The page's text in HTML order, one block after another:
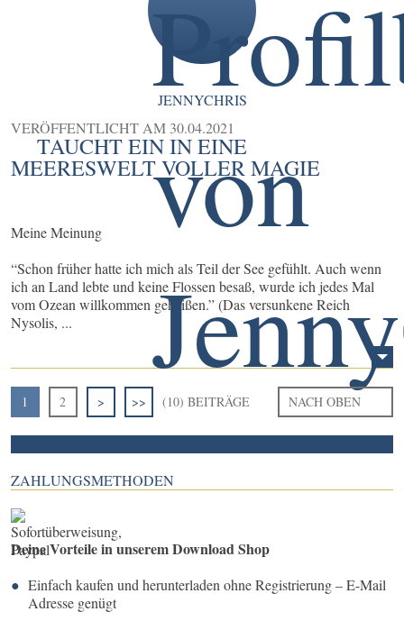
JENNYCHRIS
VERÖFFENTLICHT AM 30.04.2021
TAUCHT EIN IN EINE
MEERESWELT VOLLER MAGIE
Meine Meinung
“Schon früher hatte ich mich als Teil der See gefühlt. Auch wenn
ich an Land lebte und keine Flossen besaß, wurde ich jedes Mal
vom Ozean willkommen geheißen.” (Das versunkene Reich
Nysolis, ...
1 2 > >> (10) BEITRÄGE NACH OBEN
ZAHLUNGSMETHODEN
Deine Vorteile in unserem Download Shop
Einfach kaufen und herunterladen ohne Registrierung – E-Mail
Adresse genügt